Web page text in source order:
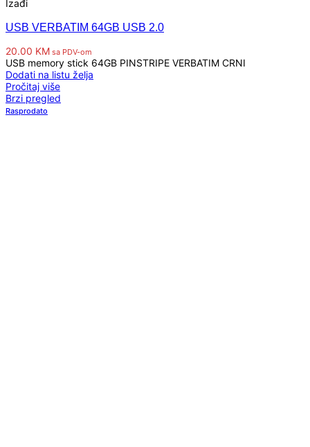
Izađi
USB VERBATIM 64GB USB 2.0
20.00 KM sa PDV-om
USB memory stick 64GB PINSTRIPE VERBATIM CRNI
Dodati na listu želja
Pročitaj više
Brzi pregled
Rasprodato